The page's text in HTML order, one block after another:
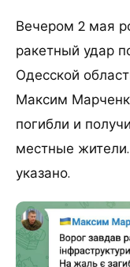
Вечером 2 мая
ракетный удар
Одесской
Максим
погибли и
местные
указано.